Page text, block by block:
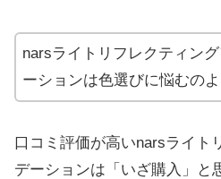
narsライトリフレクティン
ーションは色選びに悩むのよ
口コミ評価が高いnarsライト
デーションは「いざ購入」と